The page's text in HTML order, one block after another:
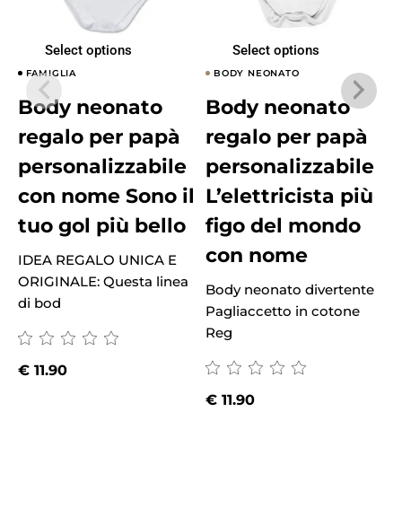
Select options
FAMIGLIA
Body neonato
regalo per papà
personalizzabile
con nome Sono il
tuo gol più bello
IDEA REGALO UNICA E
ORIGINALE: Questa linea
di bod
€11.90
Select options
BODY NEONATO
Body neonato
regalo per papà
personalizzabile
L’elettricista più
figo del mondo
con nome
Body neonato divertente
Pagliaccetto in cotone
Reg
€ 11.90